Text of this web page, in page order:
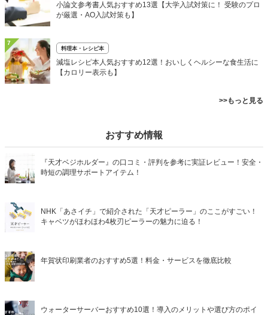
小論文参考書人気おすすめ13選【大学入試対策に！ 受験のプロ
が厳選・AO入試対策も】
7
料理本・レシピ本
減塩レシピ本人気おすすめ12選！おいしくヘルシーな食生活に
【カロリー表示も】
>>もっと見る
おすすめ情報
『天才ベジホルダー』の口コミ・評判を参考に実証レビュー！安全・
時短の調理サポートアイテム！
NHK「あさイチ」で紹介された「天才ピーラー」のここがすごい！
キャベツがほわほわ4枚刃ピーラーの魅力に迫る！
年賀状印刷業者のおすすめ5選！料金・サービスを徹底比較
ウォーターサーバーおすすめ10選！導入のメリットや選び方のポイ